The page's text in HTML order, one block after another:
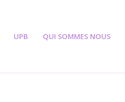
UPB QUI SOMMES NOUS